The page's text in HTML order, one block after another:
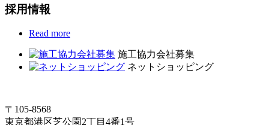
採用情報
Read more
施工協力会社募集
ネットショッピング
〒105-8568
東京都港区芝公園2丁目4番1号